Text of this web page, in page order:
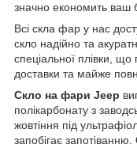
значно економить ваш
Всі скла фар у нас
скло надійно та
спеціальної плівки,
доставки та майже
Скло на фари Jeep
полікарбонату з
жовтіння під
запобігає запотіванню.